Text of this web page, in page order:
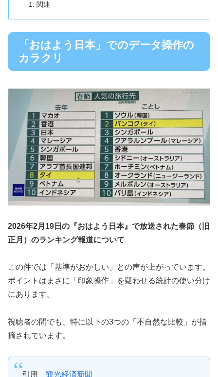
関連
「おはよう日本」でのデータ操作の
カラクリ
2026年2月19日の『おはよう日本』で放送された春節（旧
正月）のランキング報道について
この件では「基準がおかしい」との声が上がっています。
ポイントはまさに「印象操作」を疑わせる統計の使い分け
にあります。
視聴者の間でも、特に以下の3つの「不自然な比較」が指
摘されています。
引用 観光経済新聞